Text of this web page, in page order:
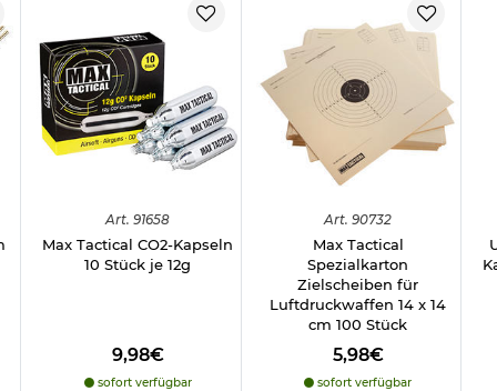
Hinweis: Richtiger
Umgang mit Druckluft-, Federdruckwaffen und CO2-Waffen
Herstellerinformationen
Art. 91658
Max Tactical CO2-Kapseln
10 Stück je 12g
9,98€
sofort verfügbar
Art. 90732
Max Tactical
Spezialkarton
Zielscheiben für
Luftdruckwaffen 14 x 14
cm 100 Stück
5,98€
sofort verfügbar